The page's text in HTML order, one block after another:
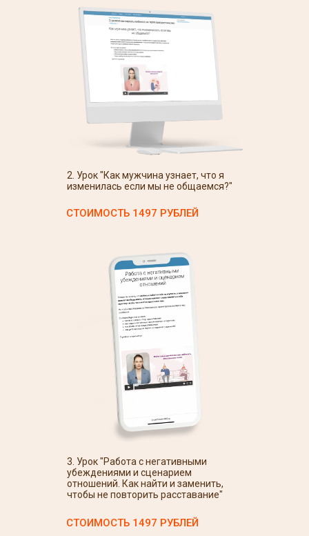
СТОИМОСТЬ 1497 РУБЛЕЙ
3. Урок "Работа с негативными
убеждениями и сценарием
отношений. Как найти и заменить,
чтобы не повторить расставание"
СТОИМОСТЬ 1497 РУБЛЕЙ
2. Урок "Как мужчина узнает, что я
изменилась если мы не общаемся?"